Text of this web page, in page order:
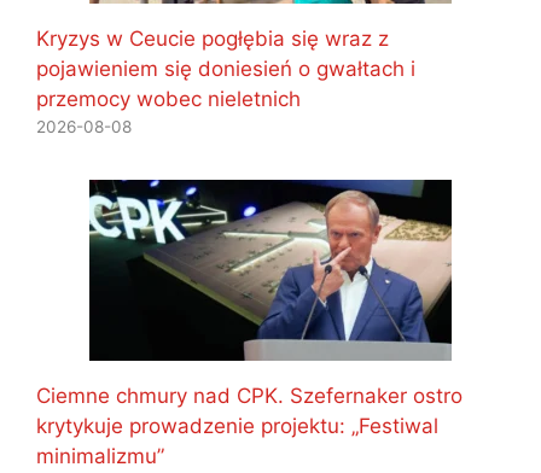
Kryzys w Ceucie pogłębia się wraz z
pojawieniem się doniesień o gwałtach i
przemocy wobec nieletnich
2026-08-08
Ciemne chmury nad CPK. Szefernaker ostro
krytykuje prowadzenie projektu: „Festiwal
minimalizmu”